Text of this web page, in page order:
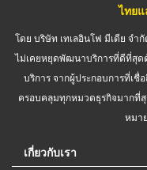
ไทยแ
โดย บริษัท เทเลอินโฟ มีเดีย จำ
ไม่เคยหยุดพัฒนาบริการที่ดีที่สุด
บริการ จากผู้ประกอบการที่เ
ครอบคลุมทุกหมวดธุรกิจมากที่
หมา
เกี่ยวกับเรา